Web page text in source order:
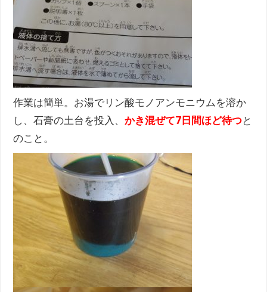
作業は簡単。お湯でリン酸モノアンモニウムを溶か
し、石膏の土台を投入、かき混ぜて7日間ほど待つと
のこと。